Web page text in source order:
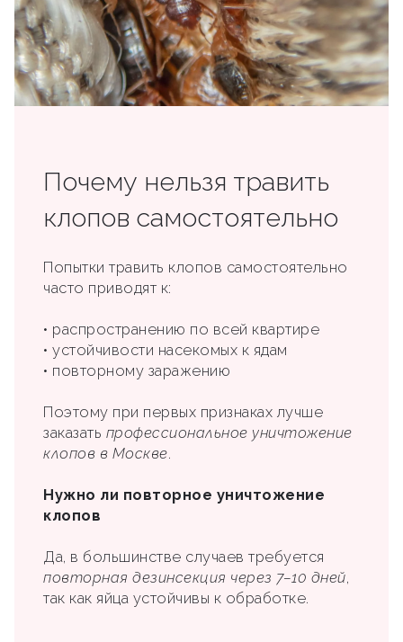
Почему нельзя травить
клопов самостоятельно
Попытки травить клопов самостоятельно
часто приводят к:
• распространению по всей квартире
• устойчивости насекомых к ядам
• повторному заражению
Поэтому при первых признаках лучше
заказать профессиональное уничтожение
клопов в Москве.
Нужно ли повторное уничтожение
клопов
Да, в большинстве случаев требуется
повторная дезинсекция через 7–10 дней,
так как яйца устойчивы к обработке.